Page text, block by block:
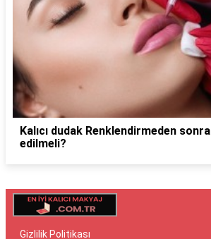
Kalıcı dudak Renklendirmeden
edilmeli?
Gizlilik Politikası